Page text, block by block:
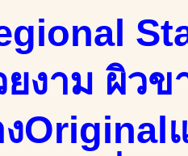
ยงาม ผิวข
งOriginal